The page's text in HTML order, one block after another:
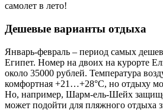
самолет в лето!
Дешевые варианты отдыха
Январь-февраль – период самых
Египет. Номер на двоих на курорте
около 35000 рублей. Температура
комфортная +21…+28°C, но отдыху
Но, например, Шарм-ель-Шейх
может подойти для пляжного отдыха